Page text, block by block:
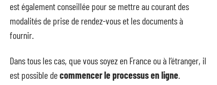
est également conseillée pour se mettre au courant des
modalités de prise de rendez-vous et les documents à
fournir.
Dans tous les cas, que vous soyez en France ou à l’étranger, il
est possible decommencer le processus en ligne